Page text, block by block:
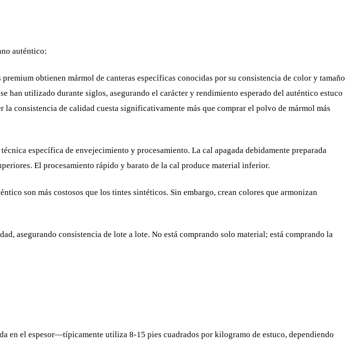
auténtico:
obtienen mármol de canteras específicas conocidas por su consistencia de color y tamaño
han utilizado durante siglos, asegurando el carácter y rendimiento esperado del auténtico estuco
consistencia de calidad cuesta significativamente más que comprar el polvo de mármol más
específica de envejecimiento y procesamiento. La cal apagada debidamente preparada
El procesamiento rápido y barato de la cal produce material inferior.
son más costosos que los tintes sintéticos. Sin embargo, crean colores que armonizan
asegurando consistencia de lote a lote. No está comprando solo material; está comprando la
en el espesor—típicamente utiliza 8-15 pies cuadrados por kilogramo de estuco, dependiendo